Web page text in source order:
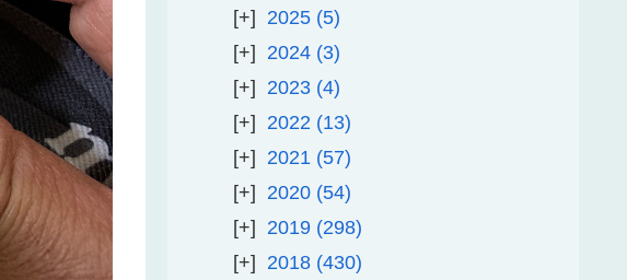
2025 5
2024 3
2023 4
2022
13
2021
57
2020 54
2019 298
2018 430